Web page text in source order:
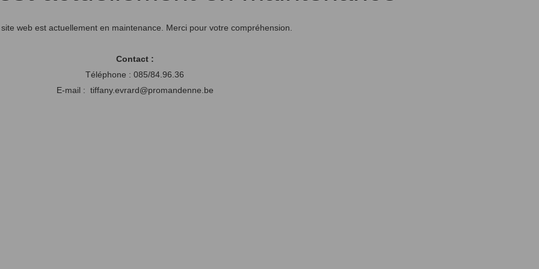
web est actuellement en maintenance. Merci pour votre compréhension.
Contact :
Téléphone : 085/84.96.36
E-mail : tiffany.evrard@promandenne.be